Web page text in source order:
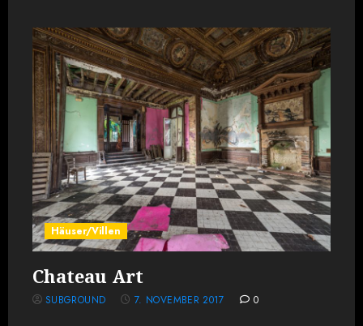
Häuser/Villen
Chateau Art
SUBGROUND 7. NOVEMBER 2017 0